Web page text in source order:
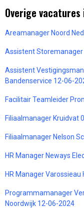
Overige vacatures
Areamanager Noord
Assistent Storemanager
Assistent
Bandenservice 12-06-
Facilitair Teamleider
Filiaalmanager Kruidvat
Filiaalmanager Nelson
HR Manager Neways
HR Manager
Programmamanager
Noordwijk 12-06-2024